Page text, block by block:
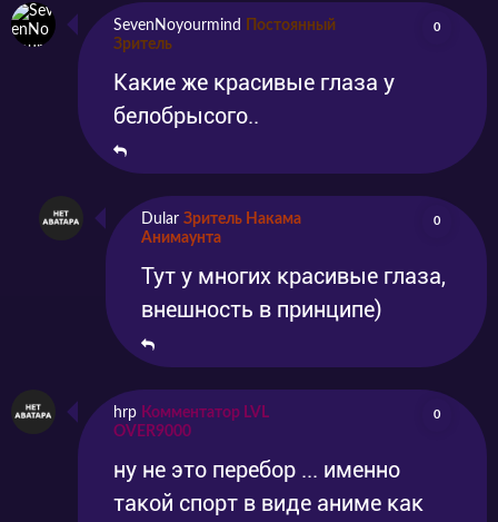
совершенно бесплатно без скачиваний на
нашем сайте. Также не забывайте делиться
своим мнением и впечатлениями в
комментариях.
SevenNoyourmind
Постоянный
Зритель
0
Какие же красивые глаза у
белобрысого..
Dular Зритель Накама
Анимаунта
0
Тут у многих красивые глаза,
внешность в принципе)
hrp Комментатор LVL
OVER9000
0
ну не это перебор ... именно
такой спорт в виде аниме как